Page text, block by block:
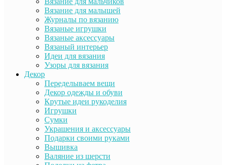
Вязание для малышей
Журналы по вязанию
Вязаные игрушки
Вязаные аксессуары
Вязаный интерьер
Идеи для вязания
Узоры для вязания
Декор
Переделываем вещи
Декор одежды и обуви
Крутые идеи рукоделия
Игрушки
Сумки
Украшения и аксессуары
Подарки своими руками
Вышивка
Валяние из шерсти